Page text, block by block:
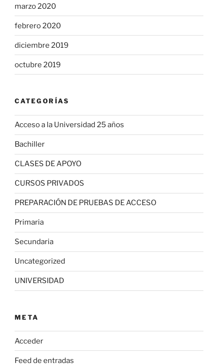
marzo 2020
febrero 2020
diciembre 2019
octubre 2019
CATEGORÍAS
Acceso a la Universidad 25 años
Bachiller
CLASES DE APOYO
CURSOS PRIVADOS
PREPARACIÓN DE PRUEBAS DE ACCESO
Primaria
Secundaria
Uncategorized
UNIVERSIDAD
META
Acceder
Feed de entradas